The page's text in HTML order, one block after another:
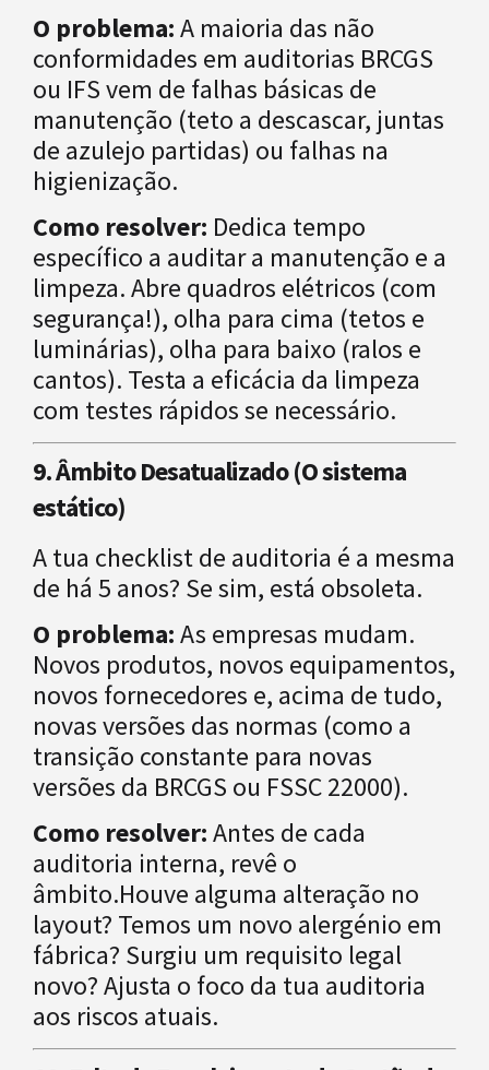
O problema:A maioria das não
conformidades em auditorias BRCGS
ou IFS vem de falhas básicas de
manutenção (teto a descascar, juntas
de azulejo partidas) ou falhas na
higienização.
Como resolver: Dedica tempo
específico a auditar a manutenção e a
limpeza. Abre quadros elétricos (com
segurança!), olha para cima (tetos e
luminárias), olha para baixo (ralos e
cantos). Testa a eficácia da limpeza
com testes rápidos se necessário.
9. Âmbito Desatualizado (O sistema
estático)
A tua checklist de auditoria é a mesma
de há 5 anos? Se sim, está obsoleta.
O problema:As empresas mudam.
Novos produtos, novos equipamentos,
novos fornecedores e, acima de tudo,
novas versões das normas (como a
transição constante para novas
versões da BRCGS ou FSSC 22000).
Como resolver:Antes de cada
auditoria interna, revê o
âmbito.Houve alguma alteração no
layout? Temos um novo alergénio em
fábrica? Surgiu um requisito legal
novo? Ajusta o foco da tua auditoria
aos riscos atuais.